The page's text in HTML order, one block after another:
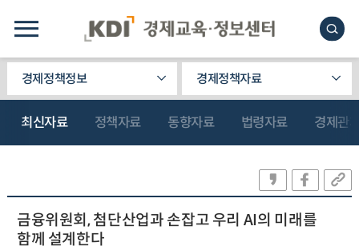
경제정책정보 경제정책자료
최신자료 정책자료 동향자료 법령자료 경제관
금융위원회, 첨단산업과 손잡고 우리 AI의 미래를
함께 설계한다